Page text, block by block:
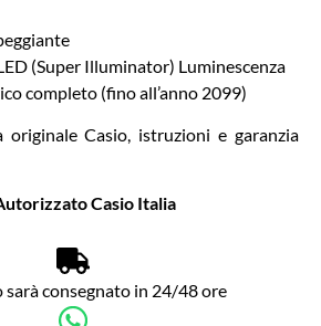
(Super Illuminator) Luminescenza
completo (fino all’anno 2099)
originale Casio, istruzioni e garanzia
Casio Italia
consegnato in 24/48 ore